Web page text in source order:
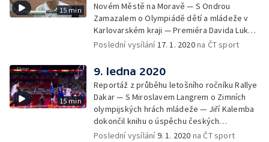
15 min
Novém Městě na Moravě — S Ondrou
Zamazalem o Olympiádě dětí a mládeže v
Karlovarském kraji — Premiéra Davida Lukšů
na pozici atletického rozhodčí — Upoutávka
Poslední vysílání17. 1. 2020na ČT sport
15 min
9. ledna 2020
Reportáž z průběhu letošního ročníku Rallye
Dakar — S Miroslavem Langrem o Zimních
olympijských hrách mládeže — Jiří Kalemba
dokončil knihu o úspěchu českých
basketbalistů na MS 2019 — Upoutávka na
Poslední vysílání9. 1. 2020 na ČT sport